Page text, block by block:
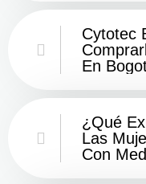
Cytotec
En
¿Qué
Las
Con